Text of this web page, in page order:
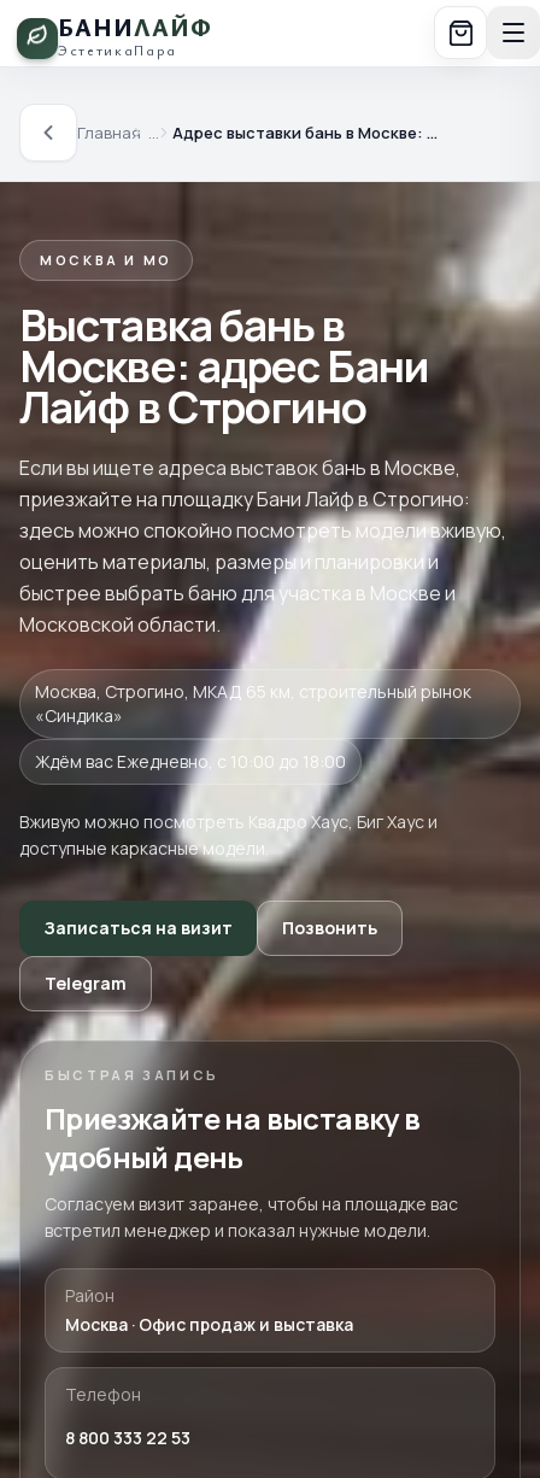
БАНИЛАЙФ
ЭстетикаПара
Главная … Адрес выставки бань в Москве: Строгино, МКАД 65 км
МОСКВА И МО
Выставка бань в
Москве: адрес Бани
Лайф в Строгино
Если вы ищете адреса выставок бань в Москве,
приезжайте на площадку Бани Лайф в Строгино:
здесь можно спокойно посмотреть модели вживую,
оценить материалы, размеры и планировки и
быстрее выбрать баню для участка в Москве и
Московской области.
Москва, Строгино, МКАД 65 км, строительный рынок
«Синдика»
Ждём вас Ежедневно, с 10:00 до 18:00
Вживую можно посмотреть Квадро Хаус, Биг Хаус и
доступные каркасные модели.
Записаться на визит Позвонить
Telegram
БЫСТРАЯ ЗАПИСЬ
Приезжайте на выставку в
удобный день
Согласуем визит заранее, чтобы на площадке вас
встретил менеджер и показал нужные модели.
Район
Москва · Офис продаж и выставка
Телефон
8 800 333 22 53